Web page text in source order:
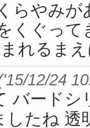
やみが
くぐっ
まれるま
12/24
バードシ
したね 透